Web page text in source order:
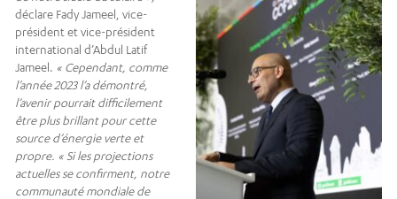
déclare Fady Jameel, vice-
président et vice-président
international d’Abdul Latif
Jameel. « Cependant, comme
l’année 2023 l’a démontré,
l’avenir pourrait difficilement
être plus brillant pour cette
source d’énergie verte et
propre. « Si les projections
actuelles se confirment, notre
communauté mondiale de